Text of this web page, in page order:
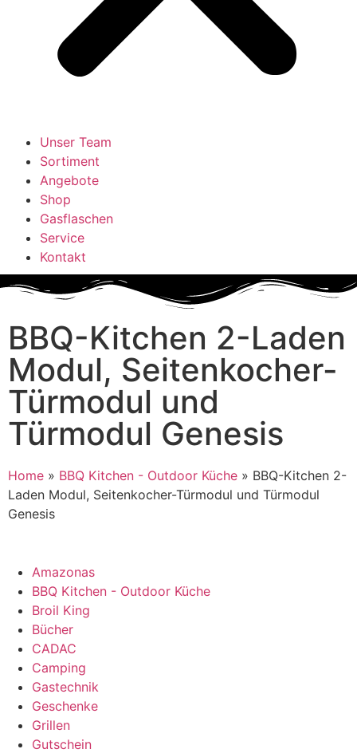
Unser Team
Sortiment
Angebote
Shop
Gasflaschen
Service
Kontakt
BBQ-Kitchen 2-Laden
Modul, Seitenkocher-
Türmodul und
Türmodul Genesis
Home » BBQ Kitchen - Outdoor Küche » BBQ-Kitchen 2-
Laden Modul, Seitenkocher-Türmodul und Türmodul
Genesis
Amazonas
BBQ Kitchen - Outdoor Küche
Broil King
Bücher
CADAC
Camping
Gastechnik
Geschenke
Grillen
Gutschein